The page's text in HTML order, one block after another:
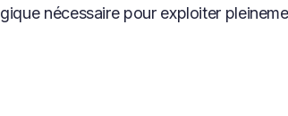
nécessaire pour exploiter